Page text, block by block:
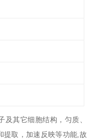
其它细胞结构，匀质、
提取，加速反映等功能,故